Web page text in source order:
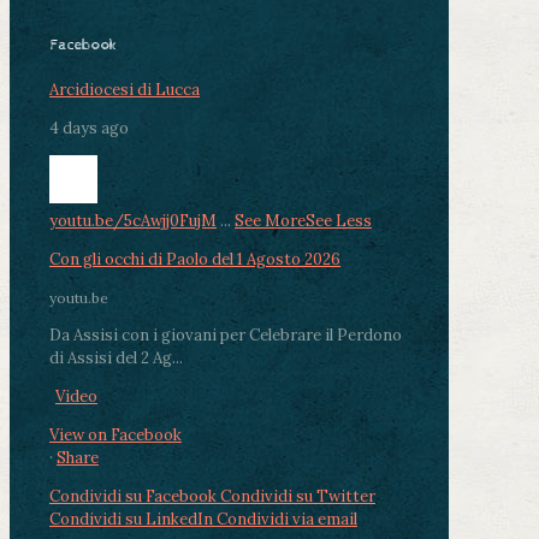
Facebook
Arcidiocesi di Lucca
4 days ago
youtu.be/5cAwjj0FujM ... See MoreSee Less
Con gli occhi di Paolo del 1 Agosto 2026
youtu.be
Da Assisi con i giovani per Celebrare il Perdono
di Assisi del 2 Ag...
Video
View on Facebook
· Share
Condividi su FacebookCondividi su Twitter
Condividi su LinkedInCondividi via email